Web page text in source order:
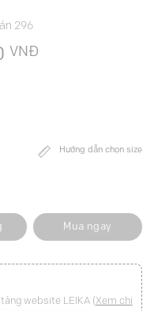
296
VNĐ
Hướng dẫn chọn size
Mua ngay
website LEIKA (Xem chi